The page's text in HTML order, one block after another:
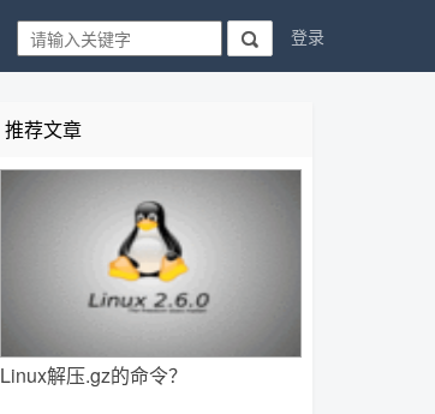
 登录
推荐文章
Linux解压.gz的命令？